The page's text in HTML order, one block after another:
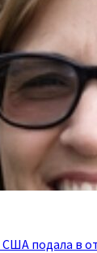
США подала в